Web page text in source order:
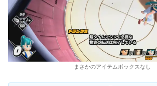
まさかのアイテムボックスなし